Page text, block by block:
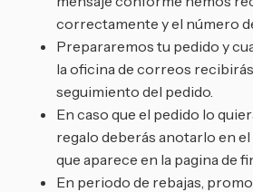
correctamente y el número
Prepararemos tu pedido y
la oficina de correos
seguimiento del pedido.
En caso que el pedido lo
regalo deberás anotarlo en
que aparece en la pagina de
En periodo de rebajas,